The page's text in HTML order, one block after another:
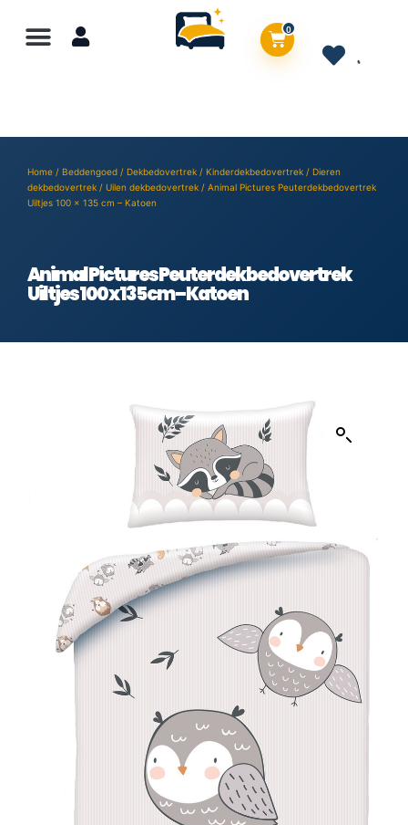
0
Home / Beddengoed / Dekbedovertrek / Kinderdekbedovertrek / Dieren
dekbedovertrek / Uilen dekbedovertrek / Animal Pictures Peuterdekbedovertrek
Uiltjes 100 x 135 cm – Katoen
Animal Pictures Peuterdekbedovertrek
Uiltjes 100 x 135 cm – Katoen